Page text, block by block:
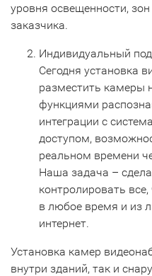
уровня освещенности,
заказчика.
Индивидуальный
Сегодня установка
разместить камеры
функциями
интеграции с
доступом,
реальном времени
Наша задача –
контролировать
в любое время и из
интернет.
Установка камер
внутри зданий, так и